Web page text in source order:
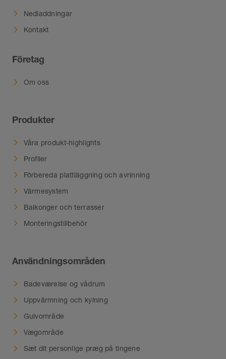
Nedladdningar
Kontakt
Företag
Om oss
Produkter
Våra produkt-highlights
Profiler
Förbereda plattläggning och avrinning
Värmesystem
Balkonger och terrasser
Monteringstillbehör
Användningsområden
Badeværelse og vådrum
Uppvärmning och kylning
Gulvområde
Vægområde
Sæt dit personlige præg på tingene